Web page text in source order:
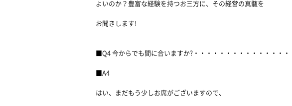
よいのか？豊富な経験を持つお三方に、その経営の真髄を
お聞きします!
■Q4 今からでも間に合いますか?・・・・・・・・・・・・・・・
■A4
はい、まだもう少しお席がございますので、